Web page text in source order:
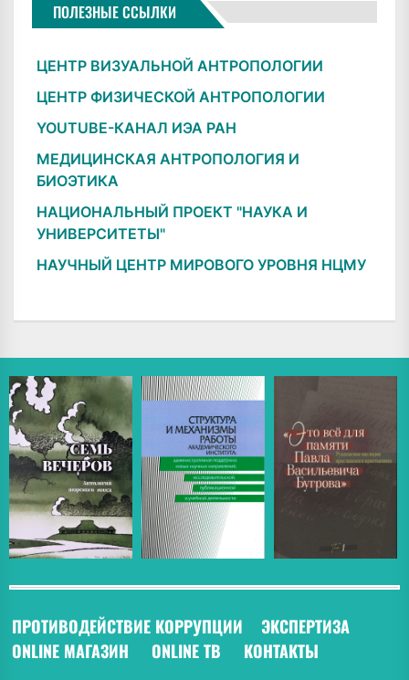
ПОЛЕЗНЫЕ ССЫЛКИ
ЦЕНТР ВИЗУАЛЬНОЙ АНТРОПОЛОГИИ
ЦЕНТР ФИЗИЧЕСКОЙ АНТРОПОЛОГИИ
YOUTUBE-КАНАЛ ИЭА РАН
МЕДИЦИНСКАЯ АНТРОПОЛОГИЯ И
БИОЭТИКА
НАЦИОНАЛЬНЫЙ ПРОЕКТ "НАУКА И
УНИВЕРСИТЕТЫ"
НАУЧНЫЙ ЦЕНТР МИРОВОГО УРОВНЯ НЦМУ
ПРОТИВОДЕЙСТВИЕ КОРРУПЦИИ ЭКСПЕРТИЗА
ONLINE МАГАЗИН
ONLINE ТВ КОНТАКТЫ